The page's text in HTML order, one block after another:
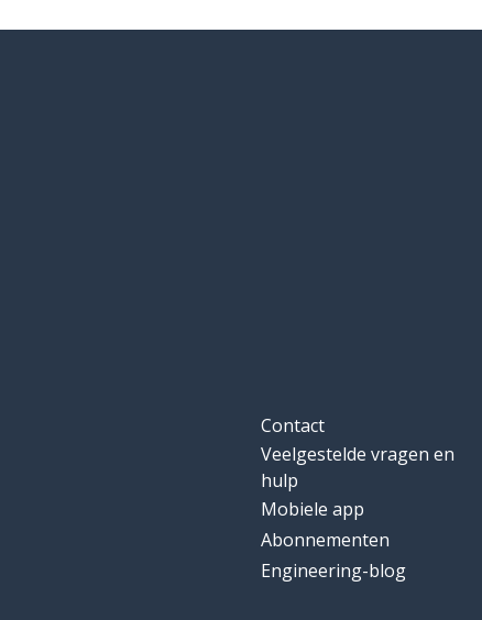
Contact
Veelgestelde vragen en
hulp
Mobiele app
Abonnementen
Engineering-blog